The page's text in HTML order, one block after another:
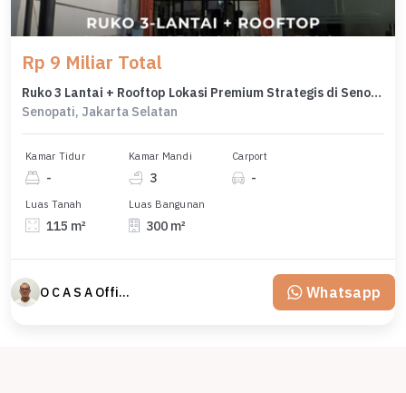
Rp 9 Miliar Total
Ruko 3 Lantai + Rooftop Lokasi Premium Strategis di Senopati Area
Senopati, Jakarta Selatan
Kamar Tidur
-
Kamar Mandi
3
Carport
-
Luas Tanah
115 m²
Luas Bangunan
300 m²
O C A S A Official property perfected Whatsapp